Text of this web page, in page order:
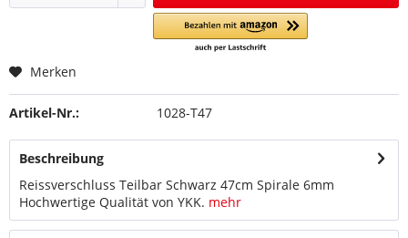
Merken
Artikel-Nr.: 1028-T47
Beschreibung
Reissverschluss Teilbar Schwarz 47cm Spirale 6mm
Hochwertige Qualität von YKK. mehr